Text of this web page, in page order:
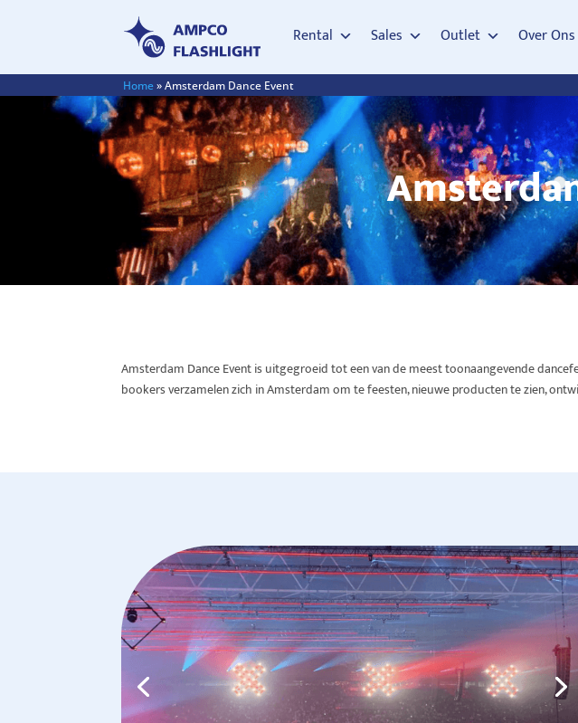
Rental Sales Outlet Over Ons
Home»Amsterdam Dance Event
Amsterdam Dance Event is uitgegroeid tot een van de meest toonaangevende
bookers verzamelen zich in Amsterdam om te feesten, nieuwe producten te zien,